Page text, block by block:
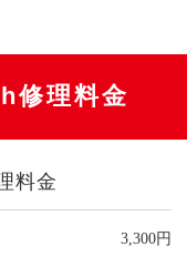
修理料金
料金
3,300円